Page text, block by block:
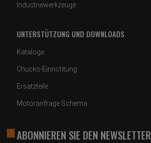
Industriewerkzeuge
UNTERSTÜTZUNG UND DOWNLOADS
Kataloge
Chucks-Einrichtung
Ersatzteile
Motoranfrage Schema
ABONNIEREN SIE DEN NEWSLETTER